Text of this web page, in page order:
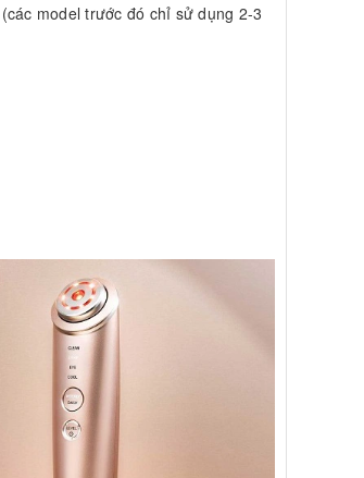
model trước đó chỉ sử dụng 2-3